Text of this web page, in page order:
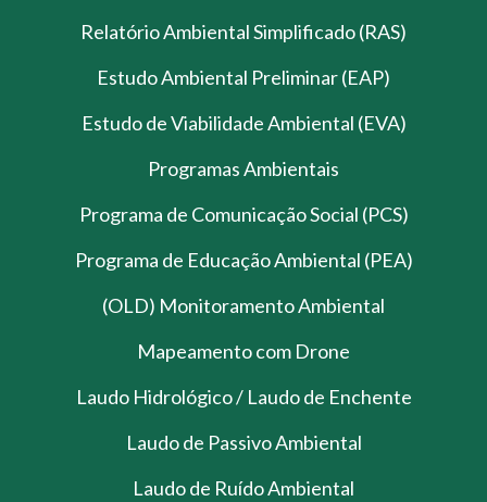
Relatório Ambiental Simplificado (RAS)
Estudo Ambiental Preliminar (EAP)
Estudo de Viabilidade Ambiental (EVA)
Programas Ambientais
Programa de Comunicação Social (PCS)
Programa de Educação Ambiental (PEA)
(OLD) Monitoramento Ambiental
Mapeamento com Drone
Laudo Hidrológico / Laudo de Enchente
Laudo de Passivo Ambiental
Laudo de Ruído Ambiental